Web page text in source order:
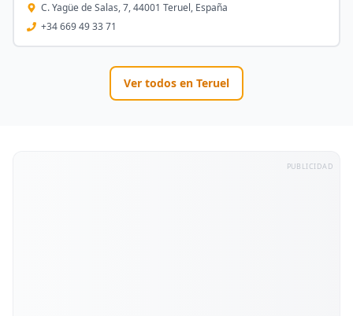
C. Yagüe de Salas, 7, 44001 Teruel, España
+34 669 49 33 71
Ver todos en Teruel
PUBLICIDAD